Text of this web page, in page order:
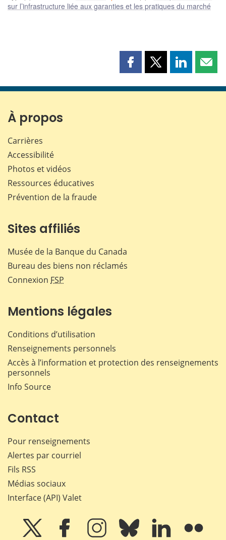
sur l’infrastructure liée aux garanties et les pratiques du marché
Partager
page
Partager
page
Partager
page page
À propos
Carrières
Accessibilité
Photos et vidéos
Ressources éducatives
Prévention de la fraude
Sites affiliés
Musée de la Banque du Canada
Bureau des biens non réclamés
Connexion FSP
Mentions légales
Conditions d’utilisation
Renseignements personnels
Accès à l’information et protection des renseignements
personnels
Info Source
Contact
Pour renseignements
Alertes par courriel
Fils RSS
Médias sociaux
Interface (API) Valet